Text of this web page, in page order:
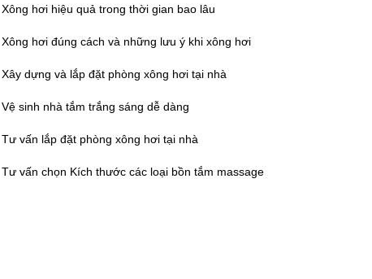
Xông hơi hiệu quả trong thời gian bao lâu
Xông hơi đúng cách và những lưu ý khi xông hơi
Xây dựng và lắp đặt phòng xông hơi tại nhà
Vệ sinh nhà tắm trắng sáng dễ dàng
Tư vấn lắp đặt phòng xông hơi tại nhà
Tư vấn chọn Kích thước các loại bồn tắm massage